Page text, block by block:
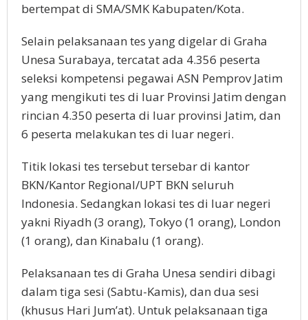
bertempat di SMA/SMK Kabupaten/Kota.
Selain pelaksanaan tes yang digelar di Graha
Unesa Surabaya, tercatat ada 4.356 peserta
seleksi kompetensi pegawai ASN Pemprov Jatim
yang mengikuti tes di luar Provinsi Jatim dengan
rincian 4.350 peserta di luar provinsi Jatim, dan
6 peserta melakukan tes di luar negeri.
Titik lokasi tes tersebut tersebar di kantor
BKN/Kantor Regional/UPT BKN seluruh
Indonesia. Sedangkan lokasi tes di luar negeri
yakni Riyadh (3 orang), Tokyo (1 orang), London
(1 orang), dan Kinabalu (1 orang).
Pelaksanaan tes di Graha Unesa sendiri dibagi
dalam tiga sesi (Sabtu-Kamis), dan dua sesi
(khusus Hari Jum’at). Untuk pelaksanaan tiga